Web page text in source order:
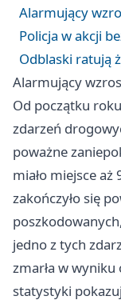
Alarmujący
Policja w akcji
Odblaski ratują
Alarmujący
Od początku
zdarzeń
poważne
miało miejsce
zakończyło się
jedno z tych
zmarła w
statystyki